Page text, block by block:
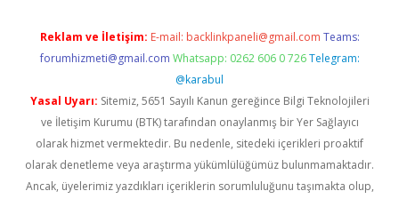
Reklam ve İletişim: E-mail: backlinkpaneli@gmail.com Teams:
forumhizmeti@gmail.com Whatsapp: 0262 606 0 726 Telegram:
@karabul
Yasal Uyarı: Sitemiz, 5651 Sayılı Kanun gereğince Bilgi Teknolojileri
ve İletişim Kurumu (BTK) tarafından onaylanmış bir Yer Sağlayıcı
olarak hizmet vermektedir. Bu nedenle, sitedeki içerikleri proaktif
olarak denetleme veya araştırma yükümlülüğümüz bulunmamaktadır.
Ancak, üyelerimiz yazdıkları içeriklerin sorumluluğunu taşımakta olup,